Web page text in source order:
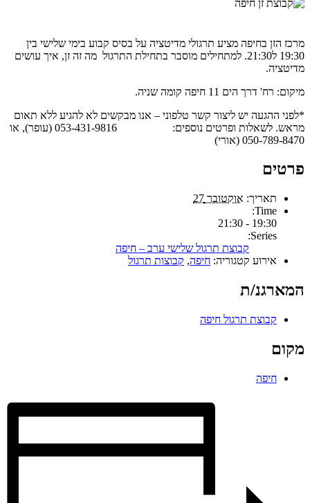
מרכז הזן בחיפה מציע תרגולי מדיטציה על בסיס קבוע בימי שלישי בין
19:30 ל21:30. למתחילים מוסבר בתחילת התרגול מה זה זן, איך עושים
מדיטציה.
מיקום: רח' דרך הים 11 חיפה קומה שניה.
*לפני ההגעה יש ליצור קשר טלפוני – אנו מבקשים לא להגיע ללא תאום
מראש. לשאלות ופרטים נוספים: 053-431-9816 (עופר), או
050-789-8470 (אורי)
פרטים
תאריך: אוקטובר 27
Time:
19:30 - 21:30
Series:
קבוצת תרגול שלישי ערב – חיפה
אירוע קטגוריה: חיפה, קבוצות תרגול
המארגנ/ת
קבוצת תרגול חיפה
מקום
חיפה